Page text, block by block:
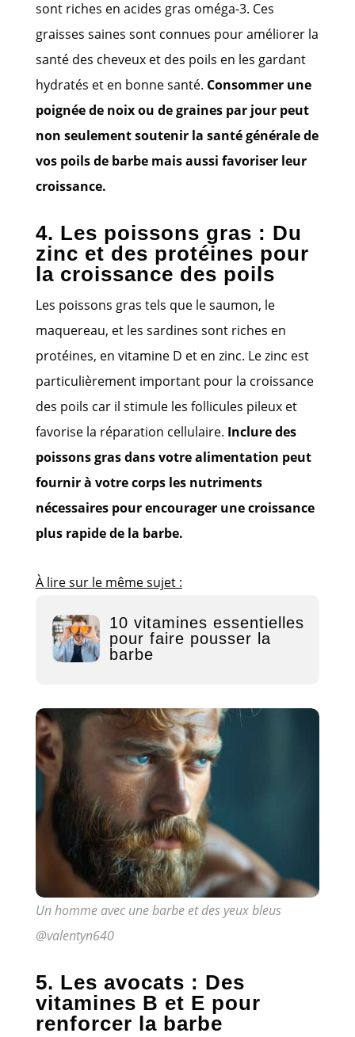
sont riches en acides gras oméga-3. Ces
graisses saines sont connues pour améliorer la
santé des cheveux et des poils en les gardant
hydratés et en bonne santé. Consommer une
poignée de noix ou de graines par jour peut
non seulement soutenir la santé générale de
vos poils de barbe mais aussi favoriser leur
croissance.
4. Les poissons gras : Du
zinc et des protéines pour
la croissance des poils
Les poissons gras tels que le saumon, le
maquereau, et les sardines sont riches en
protéines, en vitamine D et en zinc. Le zinc est
particulièrement important pour la croissance
des poils car il stimule les follicules pileux et
favorise la réparation cellulaire. Inclure des
poissons gras dans votre alimentation peut
fournir à votre corps les nutriments
nécessaires pour encourager une croissance
plus rapide de la barbe.
À lire sur le même sujet :
10 vitamines essentielles
pour faire pousser la
barbe
Un homme avec une barbe et des yeux bleus
@valentyn640
5. Les avocats : Des
vitamines B et E pour
renforcer la barbe